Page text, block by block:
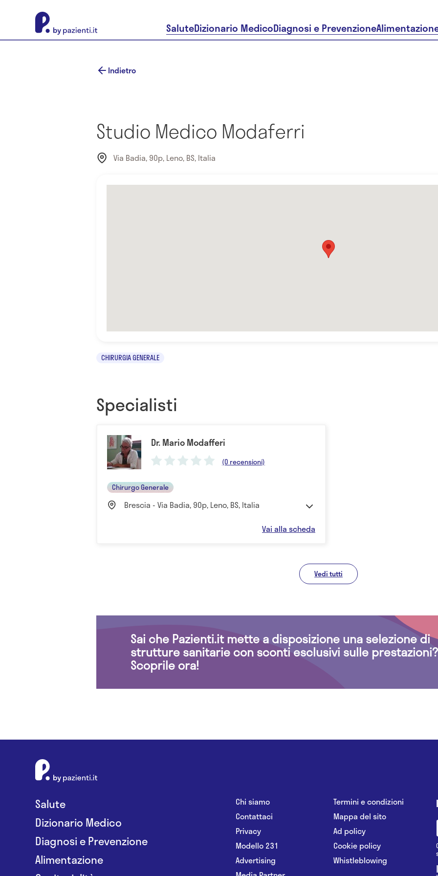
SaluteDizionario MedicoDiagnosi e Prevenzione
Indietro
Studio Medico Modaferri
Via Badia, 90p, Leno, BS, Italia
CHIRURGIA GENERALE
Specialisti
Dr. Mario Modafferi
(0 recensioni)
Chirurgo Generale
Brescia - Via Badia, 90p, Leno, BS, Italia
Vai alla scheda
Vedi tutti
Sai che Pazienti.it mette a disposizione una selezione di
strutture sanitarie con sconti esclusivi sulle prestazioni?
Scoprile ora!
Salute
Dizionario Medico
Diagnosi e Prevenzione
Alimentazione
Chi siamo
Contattaci
Privacy
Modello 231
Advertising
Termini e condizioni
Mappa del sito
Ad policy
Cookie policy
Whistleblowing